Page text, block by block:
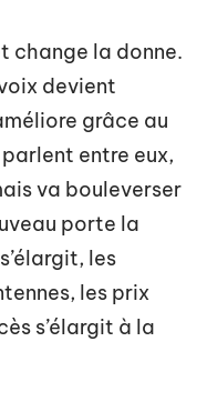
change la donne.
devient
grâce au
entre eux,
va bouleverser
porte la
les
les prix
s’élargit à la